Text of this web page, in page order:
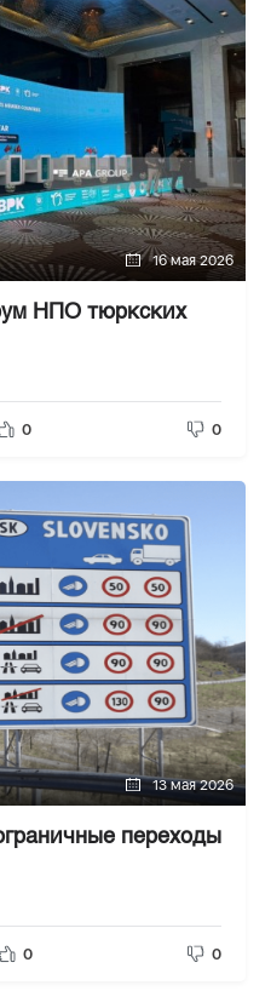
16 мая 2026
НПО тюркских
0 0
13 мая 2026
переходы
0 0